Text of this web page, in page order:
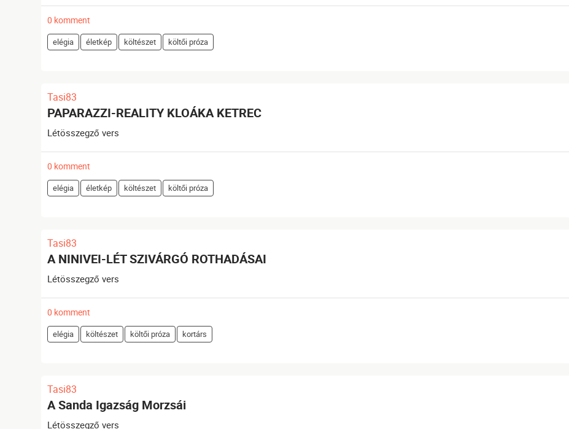
0 komment
elégia életkép költészet költői próza
Tasi83
PAPARAZZI-REALITY KLOÁKA KETREC
Létösszegző vers
0 komment
elégia életkép költészet költői próza
Tasi83
A NINIVEI-LÉT SZIVÁRGÓ ROTHADÁSAI
Létösszegző vers
0 komment
elégia költészet költői próza kortárs
Tasi83
A Sanda Igazság Morzsái
Létösszegző vers